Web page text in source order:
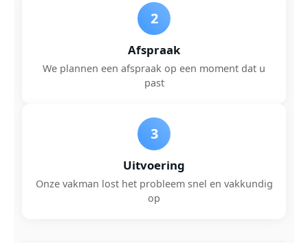
2
Afspraak
We plannen een afspraak op een moment dat u
past
3
Uitvoering
Onze vakman lost het probleem snel en vakkundig
op